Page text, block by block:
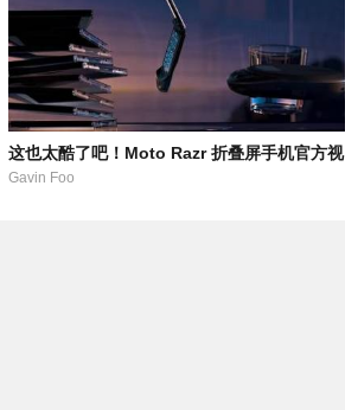
这也太酷了吧！Moto Razr 折叠屏手机官方视
频
Gavin Foo